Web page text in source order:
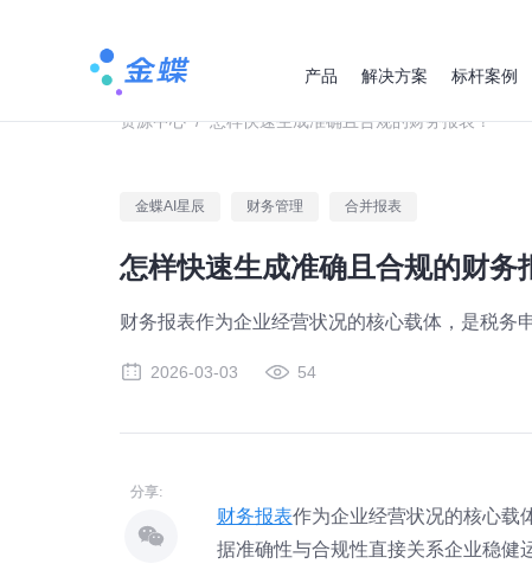
产品 解决方案 标杆案例
资源中心 / 怎样快速生成准确且合规的财务报表？
金蝶AI星辰 财务管理 合并报表
怎样快速生成准确且合规的财务
财务报表作为企业经营状况的核心载体，是税务
2026-03-03 54
分享:
财务报表作为企业经营状况的核心载
据准确性与合规性直接关系企业稳健